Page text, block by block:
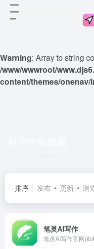
Warning: Array to string
/www/wwwroot/
content/themes/
排序 发布 更新 浏
笔灵AI写作